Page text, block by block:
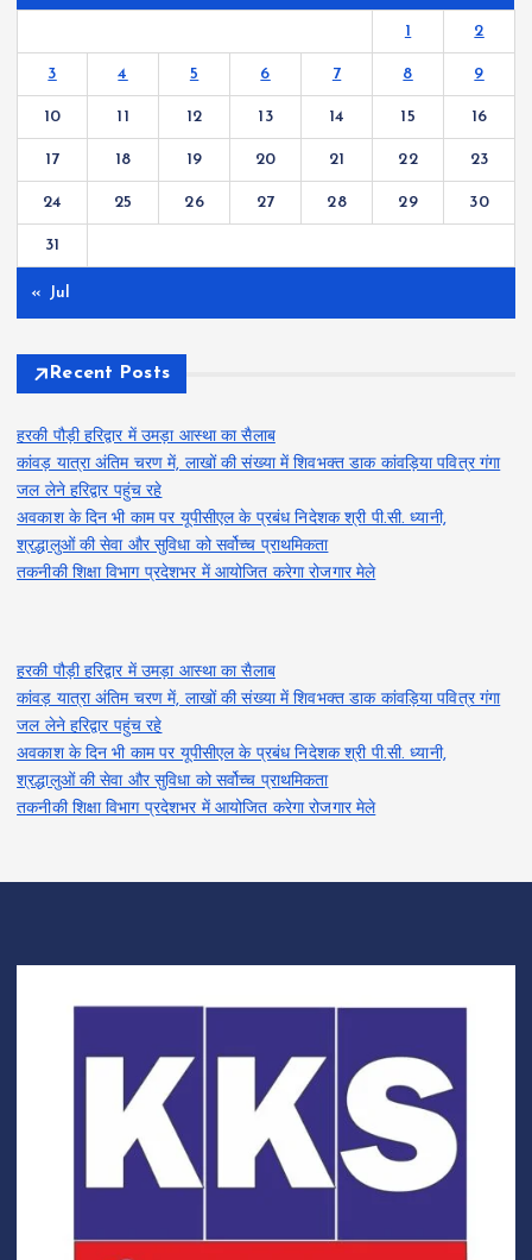
1 2
3 4 5 6 7 8 9
10 11 12 13 14 15 16
17 18 19 20 21 22 23
24 25 26 27 28 29 30
31
« Jul
Recent Posts
हरकी पौड़ी हरिद्वार में उमड़ा आस्था का सैलाब
कांवड़ यात्रा अंतिम चरण में, लाखों की संख्या में शिवभक्त डाक कांवड़िया पवित्र गंगा
जल लेने हरिद्वार पहुंच रहे
अवकाश के दिन भी काम पर यूपीसीएल के प्रबंध निदेशक श्री पी.सी. ध्यानी,
श्रद्धालुओं की सेवा और सुविधा को सर्वोच्च प्राथमिकता
तकनीकी शिक्षा विभाग प्रदेशभर में आयोजित करेगा रोजगार मेले
हरकी पौड़ी हरिद्वार में उमड़ा आस्था का सैलाब
कांवड़ यात्रा अंतिम चरण में, लाखों की संख्या में शिवभक्त डाक कांवड़िया पवित्र गंगा
जल लेने हरिद्वार पहुंच रहे
अवकाश के दिन भी काम पर यूपीसीएल के प्रबंध निदेशक श्री पी.सी. ध्यानी,
श्रद्धालुओं की सेवा और सुविधा को सर्वोच्च प्राथमिकता
तकनीकी शिक्षा विभाग प्रदेशभर में आयोजित करेगा रोजगार मेले